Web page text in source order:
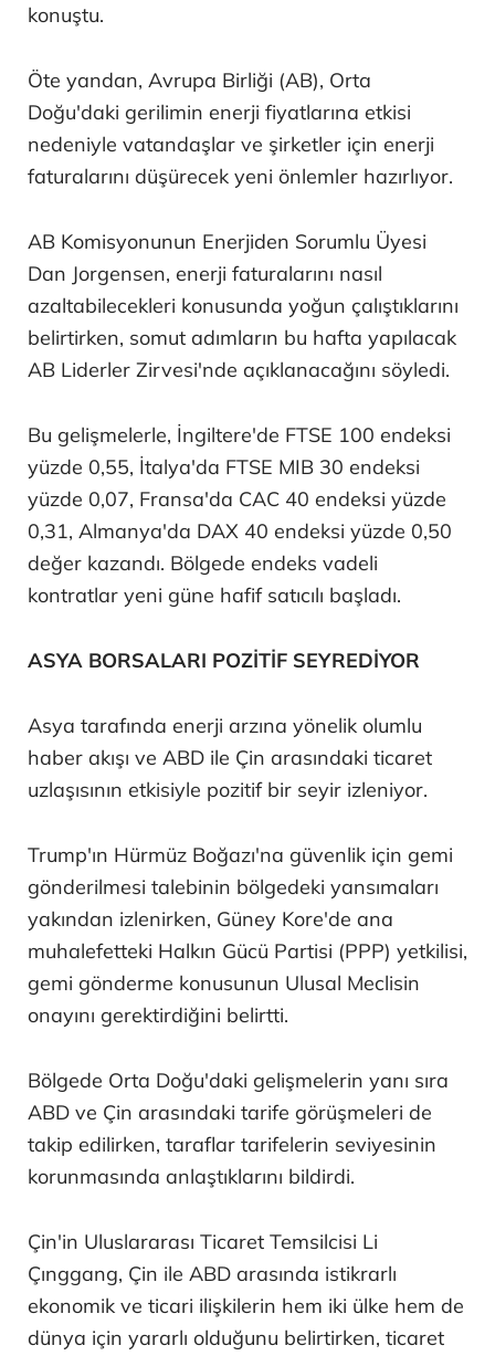
konuştu.
Öte yandan, Avrupa Birliği (AB), Orta
Doğu'daki gerilimin enerji fiyatlarına etkisi
nedeniyle vatandaşlar ve şirketler için enerji
faturalarını düşürecek yeni önlemler hazırlıyor.
AB Komisyonunun Enerjiden Sorumlu Üyesi
Dan Jorgensen, enerji faturalarını nasıl
azaltabilecekleri konusunda yoğun çalıştıklarını
belirtirken, somut adımların bu hafta yapılacak
AB Liderler Zirvesi'nde açıklanacağını söyledi.
Bu gelişmelerle, İngiltere'de FTSE 100 endeksi
yüzde 0,55, İtalya'da FTSE MIB 30 endeksi
yüzde 0,07, Fransa'da CAC 40 endeksi yüzde
0,31, Almanya'da DAX 40 endeksi yüzde 0,50
değer kazandı. Bölgede endeks vadeli
kontratlar yeni güne hafif satıcılı başladı.
ASYA BORSALARI POZİTİF SEYREDİYOR
Asya tarafında enerji arzına yönelik olumlu
haber akışı ve ABD ile Çin arasındaki ticaret
uzlaşısının etkisiyle pozitif bir seyir izleniyor.
Trump'ın Hürmüz Boğazı'na güvenlik için gemi
gönderilmesi talebinin bölgedeki yansımaları
yakından izlenirken, Güney Kore'de ana
muhalefetteki Halkın Gücü Partisi (PPP) yetkilisi,
gemi gönderme konusunun Ulusal Meclisin
onayını gerektirdiğini belirtti.
Bölgede Orta Doğu'daki gelişmelerin yanı sıra
ABD ve Çin arasındaki tarife görüşmeleri de
takip edilirken, taraflar tarifelerin seviyesinin
korunmasında anlaştıklarını bildirdi.
Çin'in Uluslararası Ticaret Temsilcisi Li
Çınggang, Çin ile ABD arasında istikrarlı
ekonomik ve ticari ilişkilerin hem iki ülke hem de
dünya için yararlı olduğunu belirtirken, ticaret